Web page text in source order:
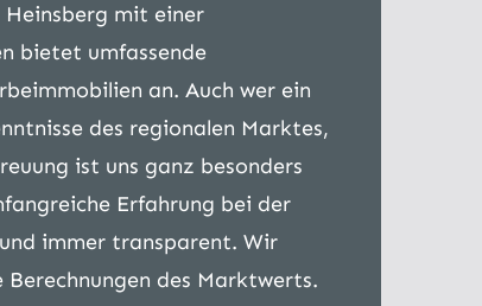
mit einer
bietet umfassende
an. Auch wer ein
des regionalen Marktes,
ist uns ganz besonders
Erfahrung bei der
immer transparent. Wir
des Marktwerts.